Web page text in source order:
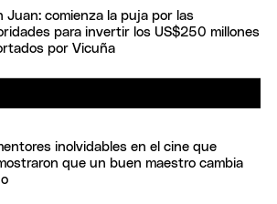
Juan: comienza la puja por las
para invertir los US$250 millones
por Vicuña
inolvidables en el cine que
que un buen maestro cambia